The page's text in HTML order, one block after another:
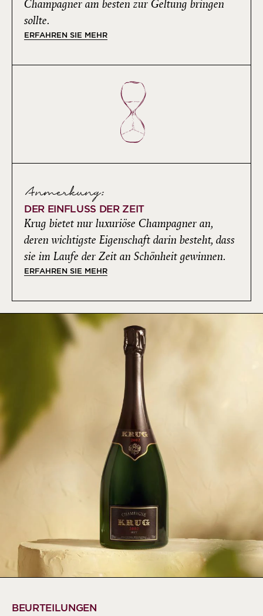
Champagner am besten zur Geltung bringen
sollte.
ERFAHREN SIE MEHR
Anmerkung:
DER EINFLUSS DER ZEIT
Krug bietet nur luxuriöse Champagner an,
deren wichtigste Eigenschaft darin besteht, dass
sie im Laufe der Zeit an Schönheit gewinnen.
ERFAHREN SIE MEHR
BEURTEILUNGEN